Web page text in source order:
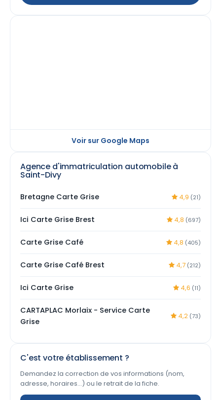
Voir sur Google Maps
Agence d'immatriculation automobile à
Saint-Divy
Bretagne Carte Grise 4,9 (21)
Ici Carte Grise Brest 4,8 (697)
Carte Grise Café 4,8 (405)
Carte Grise Café Brest 4,7 (212)
Ici Carte Grise 4,6 (11)
CARTAPLAC Morlaix - Service Carte
Grise
4,2 (73)
C'est votre établissement ?
Demandez la correction de vos informations (nom,
adresse, horaires…) ou le retrait de la fiche.